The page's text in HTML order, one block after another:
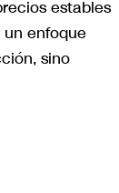
estables
enfoque
sino